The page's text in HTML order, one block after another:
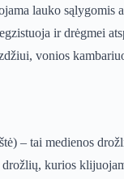
lauko sąlygomis
ir drėgmei
vonios
– tai medienos
kurios